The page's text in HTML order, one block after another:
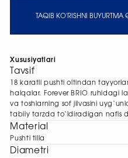
TAQIB KO'RISHNI BUYURTMA
Xususiyatlari
Tavsif
18 karatli pushti oltindan
halqalar. Forever BRIO ruhidagi
va toshlarning sof jilvasini
tabiiy tarzda to‘ldiradigan nafis
Material
Pushti tilla
Diametri